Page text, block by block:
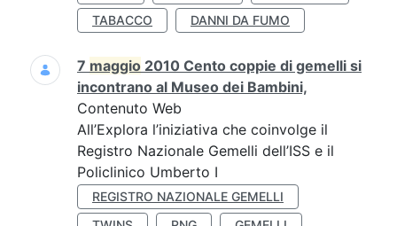
TABACCO
DANNI DA FUMO
7 maggio 2010 Cento coppie di gemelli si
incontrano al Museo dei Bambini,
Contenuto Web
All’Explora l’iniziativa che coinvolge il
Registro Nazionale Gemelli dell’ISS e il
Policlinico Umberto I
REGISTRO NAZIONALE GEMELLI